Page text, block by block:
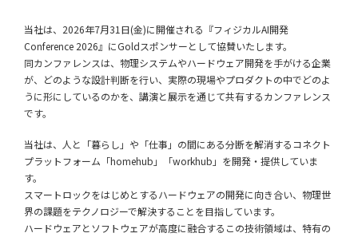
当社は、2026年7月31日(金)に開催される『フィジカルAI開発
Conference 2026』にGoldスポンサーとして協賛いたします。
同カンファレンスは、物理システムやハードウェア開発を手がける企業
が、どのような設計判断を行い、実際の現場やプロダクトの中でどのよ
うに形にしているのかを、講演と展示を通じて共有するカンファレンス
です。
当社は、人と「暮らし」や「仕事」の間にある分断を解消するコネクト
プラットフォーム「homehub」「workhub」を開発・提供していま
す。
スマートロックをはじめとするハードウェアの開発に向き合い、物理世
界の課題をテクノロジーで解決することを目指しています。
ハードウェアとソフトウェアが高度に融合するこの技術領域は、特有の